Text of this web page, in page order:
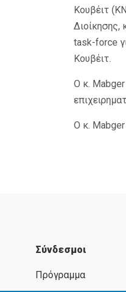
Κουβέιτ
Διοίκησης,
task-force
Κουβέιτ.
Ο κ. Mabger
Ο κ. Mabger
Σύνδεσμοι
Πρόγραμμα